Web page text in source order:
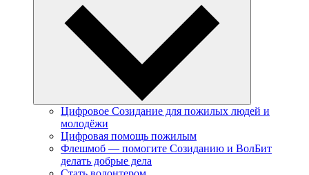
Цифровое Созидание для пожилых людей и
молодёжи
Цифровая помощь пожилым
Флешмоб — помогите Созиданию и ВолБит
делать добрые дела